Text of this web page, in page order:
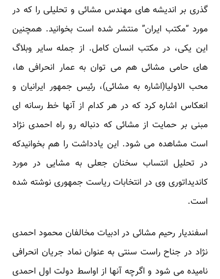
گذری بر اندیشه های مهندس مشائی و تحلیلی را که در
مورد “مکتب ایران” منتشر شده است بخوانید. همچنین
این یکی، در مکتب انسان کامل. از جمله سایر وبلاگ
های حامی مشائی هم می توان بهعمار انحرافی ها،
محب الاولیا(اشاره به مشائی)، رئیس جمهور ایرانیان و
انعکاس اشاره کرد که در هر کدام از آنها خط رسانه ای
مبنی بر حمایت از مشائی که دنباله رو راه احمدی نژاد
است مشاهده می شود. این یادداشت را هم بخوانیدکه
در تحلیل انتساب سخنان جعلی به مشایی در مورد
کاندیداتوری وی در انتخابات ریاست جمهوری نوشته شده
است.
اسفندیار رحیم مشائی در ادبیات مخالفان محمود احمدی
نژاد در جناح راست سنتی به عنوان نماد جریان انحرافی
نامیده می شود و اگرچه آنها از اواسط دولت اول احمدی